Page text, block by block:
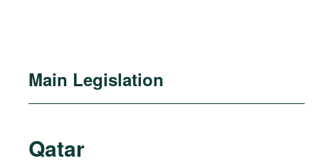
Main Legislation
Qatar